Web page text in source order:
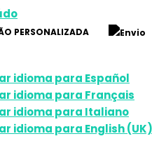
PERSONALIZADA